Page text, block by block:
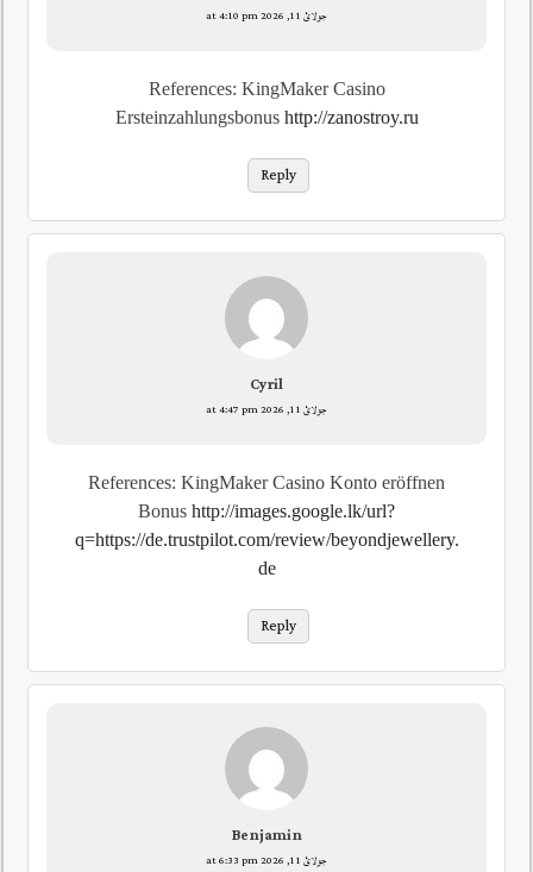
جولائ 11, 2026 at 4:10 pm
References: KingMaker Casino
Ersteinzahlungsbonus http://zanostroy.ru
Reply
Cyril
جولائ 11, 2026 at 4:47 pm
References: KingMaker Casino Konto eröffnen
Bonus http://images.google.lk/url?
q=https://de.trustpilot.com/review/beyondjewellery.
de
Reply
Benjamin
جولائ 11, 2026 at 6:33 pm